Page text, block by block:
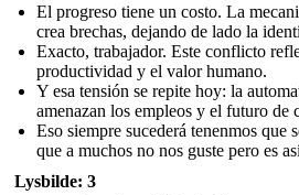
El progreso tiene un costo. La
crea brechas, dejando de lado la
Exacto, trabajador. Este conflicto
productividad y el valor humano.
Y esa tensión se repite hoy: la
amenazan los empleos y el futuro de
Eso siempre sucederá tenenmos que
que a muchos no nos guste pero es
Lysbilde: 3